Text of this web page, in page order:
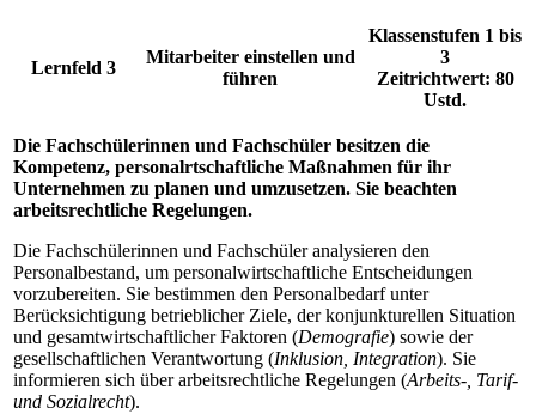
Lernfeld 3
Mitarbeiter einstellen und
führen
Klassenstufen 1 bis
3
Zeitrichtwert: 80
Ustd.
Die Fachschülerinnen und Fachschüler besitzen die
Kompetenz, personal­rtschaftliche Maßnahmen für ihr
Unternehmen zu planen und umzusetzen. Sie beachten
arbeitsrechtliche Regelungen.
Die Fachschülerinnen und Fachschüler analysieren den
Personalbestand, um perso­nalwirtschaftliche Entscheidungen
vorzubereiten. Sie bestimmen den Personalbedarf unter
Berücksichtigung betrieblicher Ziele, der konjunkturellen Situation
und gesamt­wirtschaftlicher Faktoren (Demografie) sowie der
gesellschaftlichen Verantwortung (Inklusion, Integration). Sie
informieren sich über arbeitsrechtliche Regelungen (Arbeits-, Tarif-
und Sozialrecht).